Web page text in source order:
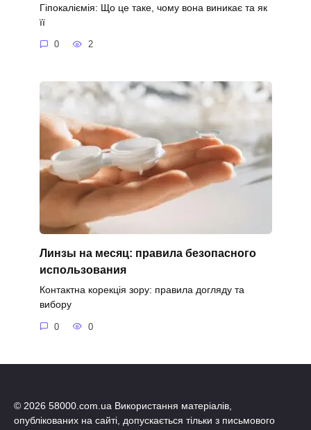
Гіпокаліємія: Що це таке, чому вона виникає та як
її
0 2
Линзы на месяц: правила безопасного
использования
Контактна корекція зору: правила догляду та
вибору
0 0
© 2026 58000.com.ua Використання матеріалів,
опублікованих на сайті, допускається тільки з письмового